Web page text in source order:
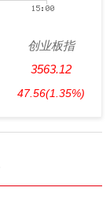
创业板指
3563.12
47.56(1.35%)